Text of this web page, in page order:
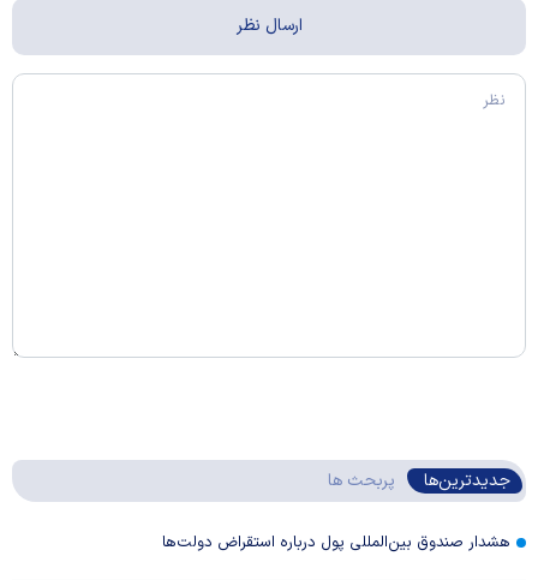
جدیدترین‌ها پربحث ها
هشدار صندوق بین‌المللی پول درباره استقراض دولت‌ها